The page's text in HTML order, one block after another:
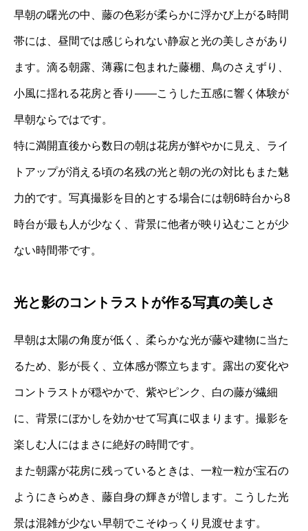
早朝の曙光の中、藤の色彩が柔らかに浮かび上がる時間
帯には、昼間では感じられない静寂と光の美しさがあり
ます。滴る朝露、薄霧に包まれた藤棚、鳥のさえずり、
小風に揺れる花房と香り——こうした五感に響く体験が
早朝ならではです。
特に満開直後から数日の朝は花房が鮮やかに見え、ライ
トアップが消える頃の名残の光と朝の光の対比もまた魅
力的です。写真撮影を目的とする場合には朝6時台から8
時台が最も人が少なく、背景に他者が映り込むことが少
ない時間帯です。
光と影のコントラストが作る写真の美しさ
早朝は太陽の角度が低く、柔らかな光が藤や建物に当た
るため、影が長く、立体感が際立ちます。露出の変化や
コントラストが穏やかで、紫やピンク、白の藤が繊細
に、背景にぼかしを効かせて写真に収まります。撮影を
楽しむ人にはまさに絶好の時間です。
また朝露が花房に残っているときは、一粒一粒が宝石の
ようにきらめき、藤自身の輝きが増します。こうした光
景は混雑が少ない早朝でこそゆっくり見渡せます。